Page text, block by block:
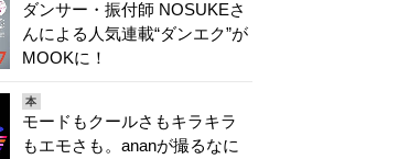
ダンサー・振付師 NOSUKEさ
んによる人気連載“ダンエク”が
MOOKに！
本
モードもクールさもキラキラ
もエモさも。ananが撮るなに